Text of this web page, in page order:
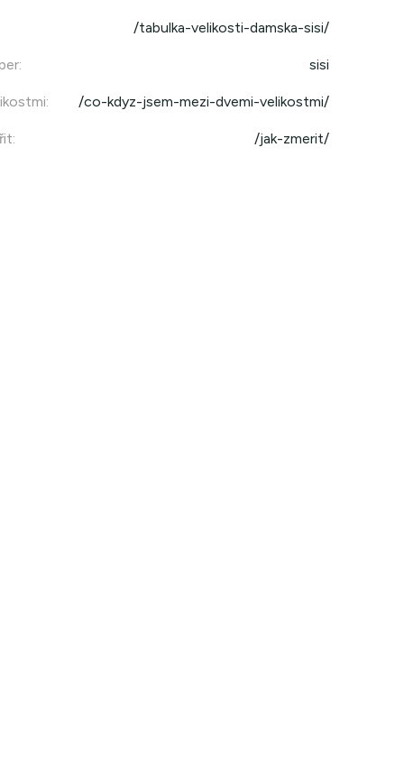
/tabulka-velikosti-damska-sisi/
: sisi
: /co-kdyz-jsem-mezi-dvemi-velikostmi/
: /jak-zmerit/